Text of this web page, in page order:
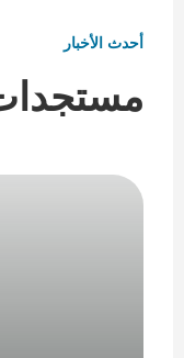
أحدث الأخبار